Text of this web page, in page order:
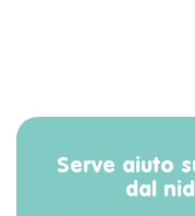
Serve aiuto
dal